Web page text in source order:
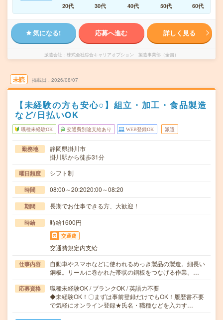
20代
30代 40代 50代 60代
気になる! 応募へ進む 詳しく見る
派遣会社 株式会社綜合キャリアオプション 製造事業部（全国）
未読 掲載日 2026/08/07
【未経験の方も安心○】組立・加工・食品製造
など/日払いOK
職種未経験OK 交通費別途支給あり WEB登録OK 派遣
勤務地
静岡県掛川市
掛川駅から徒歩31分
曜日頻度 シフト制
時間 08:00～20:2020:00～08:20
期間 長期でお仕事できる方、大歓迎！
時給 時給1600円
交通費
交通費規定内支給
仕事内容
自動車やスマホなどに使われるめっき製品の製造。細長い
銅板。リールに巻かれた帯状の銅板をつなげる作業。…
応募資格
職種未経験OK / ブランクOK / 英語力不要
◆未経験OK！〇まずは事前登録だけでもOK！履歴書不要
で気軽にオンライン登録★氏名・職種などを入力す…